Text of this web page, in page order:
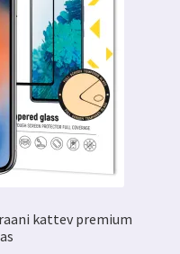
kattev premium